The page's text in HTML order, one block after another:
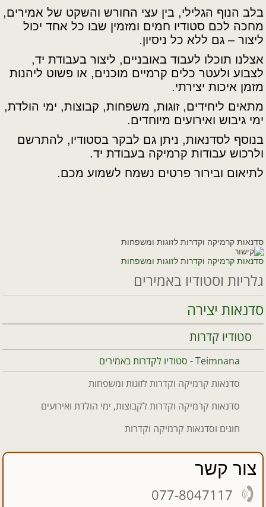
בלב הנוף הגלילי, בין עצי החורש והשקט של אמירים,
מחכה לכם סטודיו חמים ומזמין שבו כל אחד יכול
ליצור – גם ללא כל ניסיון.
אצלנו תוכלו לעבוד באובניים, ליצור בעבודת יד,
לצבוע ולעטר כלים קרמיים מוכנים, או פשוט ליהנות
מזמן איכות יצירתי.
מתאים ליחידים, זוגות, משפחות, קבוצות, ימי הולדת,
ימי גיבוש ואירועים מיוחדים.
בנוסף לסדנאות, ניתן גם לבקר בסטודיו, להתרשם
ולרכוש עבודות קרמיקה בעבודת יד.
לתיאום ובירור פרטים נשמח לשמוע מכם.
סדנאות קרמיקה וקדרות לזוגות ומשפחות
סדנאות קרמיקה וקדרות לזוגות ומשפחות
גלריות וסטודיו באמירים
סדנאות יצירה
סטודיו קדרות
Teimnana - סטודיו לקדרות באמירים
סדנאות קרמיקה וקדרות לזוגות ומשפחות
סדנאות קרמיקה וקדרות לקבוצות, ימי הולדת ואירועים
חוגים וסדנאות קרמיקה וקדרות
צור קשר
077-8047117